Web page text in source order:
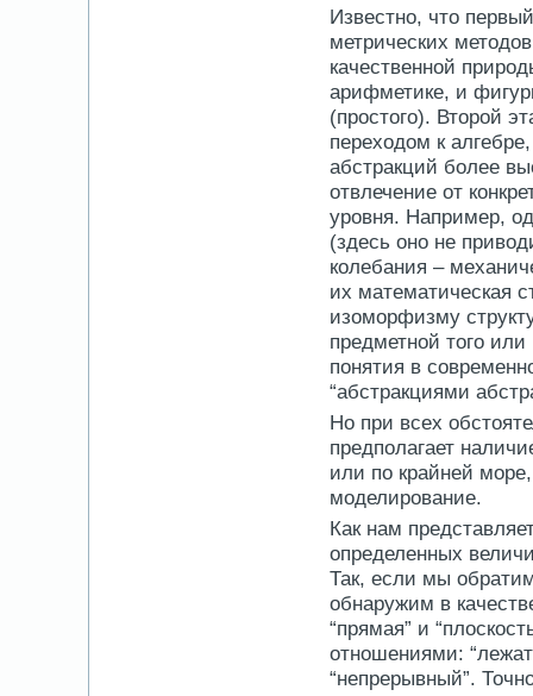
Известно, что
метрических
качественной
арифметике, и
(простого). Второй
переходом к
абстракций более
отвлечение от
уровня. Например,
(здесь оно не
колебания –
их математическая
изоморфизму
предметной того
понятия в
“абстракциями
Но при всех
предполагает
или по крайней
моделирование.
Как нам
определенных
Так, если мы
обнаружим в
“прямая” и
отношениями:
“непрерывный”.